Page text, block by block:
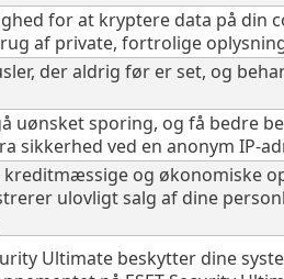
for at kryptere data på din
af private, fortrolige
der aldrig før er set, og
uønsket sporing, og få bedre
sikkerhed ved en anonym IP-
og økonomiske
ulovligt salg af dine
Ultimate beskytter dine